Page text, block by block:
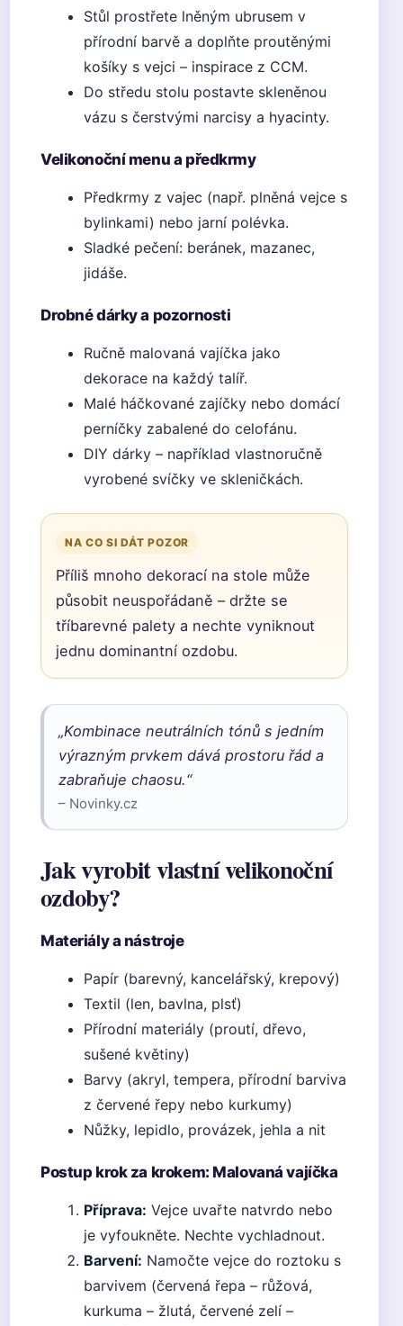
Stůl prostřete lněným ubrusem v
přírodní barvě a doplňte proutěnými
košíky s vejci – inspirace z CCM.
Do středu stolu postavte skleněnou
vázu s čerstvými narcisy a hyacinty.
Velikonoční menu a předkrmy
Předkrmy z vajec (např. plněná vejce s
bylinkami) nebo jarní polévka.
Sladké pečení: beránek, mazanec,
jidáše.
Drobné dárky a pozornosti
Ručně malovaná vajíčka jako
dekorace na každý talíř.
Malé háčkované zajíčky nebo domácí
perníčky zabalené do celofánu.
DIY dárky – například vlastnoručně
vyrobené svíčky ve skleničkách.
NA CO SI DÁT POZOR
Příliš mnoho dekorací na stole může
působit neuspořádaně – držte se
tříbarevné palety a nechte vyniknout
jednu dominantní ozdobu.
„Kombinace neutrálních tónů s jedním
výrazným prvkem dává prostoru řád a
zabraňuje chaosu.“
– Novinky.cz
Jak vyrobit vlastní velikonoční
ozdoby?
Materiály a nástroje
Papír (barevný, kancelářský, krepový)
Textil (len, bavlna, plsť)
Přírodní materiály (proutí, dřevo,
sušené květiny)
Barvy (akryl, tempera, přírodní barviva
z červené řepy nebo kurkumy)
Nůžky, lepidlo, provázek, jehla a nit
Postup krok za krokem: Malovaná vajíčka
Příprava: Vejce uvařte natvrdo nebo
je vyfoukněte. Nechte vychladnout.
Barvení: Namočte vejce do roztoku s
barvivem (červená řepa – růžová,
kurkuma – žlutá, červené zelí –